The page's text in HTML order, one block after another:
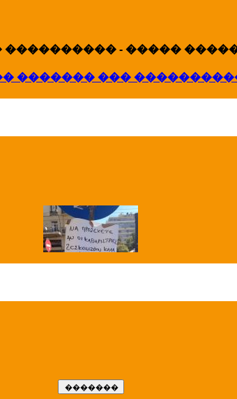
- �����
������� ���